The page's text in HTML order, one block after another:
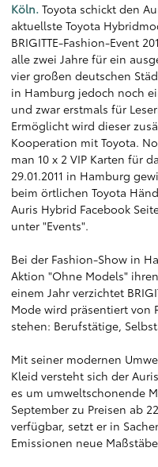
Köln. Toyota schickt den
aktuellste Toyota
BRIGITTE-Fashion-Event
alle zwei Jahre für ein
vier großen deutschen
in Hamburg jedoch noch
und zwar erstmals für
Ermöglicht wird dieser
Kooperation mit Toyota.
man 10 x 2 VIP Karten für
29.01.2011 in Hamburg
beim örtlichen Toyota
Auris Hybrid Facebook
unter "Events".
Bei der Fashion-Show in
Aktion "Ohne Models"
einem Jahr verzichtet
Mode wird präsentiert von
stehen: Berufstätige,
Mit seiner modernen
Kleid versteht sich der
es um umweltschonende
September zu Preisen ab
verfügbar, setzt er in
Emissionen neue